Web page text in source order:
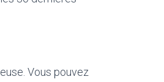
Vous pouvez